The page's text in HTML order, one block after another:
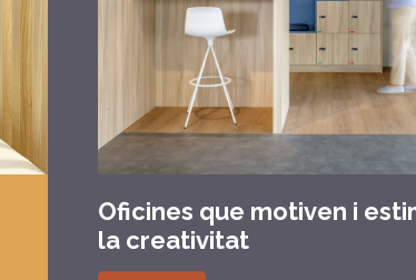
Oficines que motiven i
la creativitat